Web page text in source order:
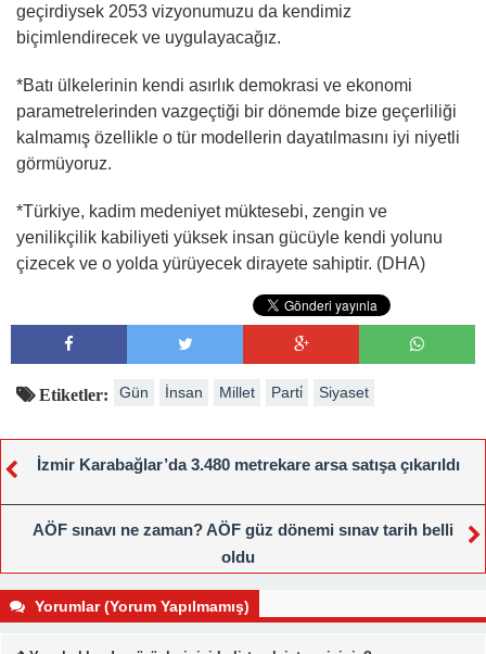
geçirdiysek 2053 vizyonumuzu da kendimiz
biçimlendirecek ve uygulayacağız.
*Batı ülkelerinin kendi asırlık demokrasi ve ekonomi
parametrelerinden vazgeçtiği bir dönemde bize geçerliliği
kalmamış özellikle o tür modellerin dayatılmasını iyi niyetli
görmüyoruz.
*Türkiye, kadim medeniyet müktesebi, zengin ve
yenilikçilik kabiliyeti yüksek insan gücüyle kendi yolunu
çizecek ve o yolda yürüyecek dirayete sahiptir. (DHA)
Etiketler: Gün İnsan Millet Parti̇ Siyaset
İzmir Karabağlar’da 3.480 metrekare arsa satışa çıkarıldı
AÖF sınavı ne zaman? AÖF güz dönemi sınav tarih belli
oldu
Yorumlar (Yorum Yapılmamış)